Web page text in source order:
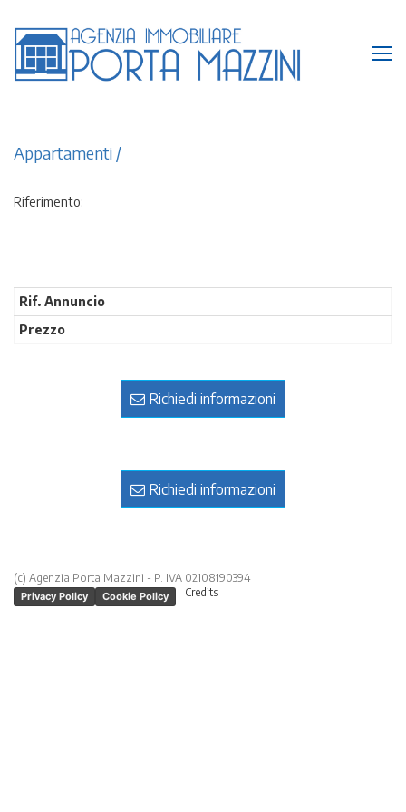
Appartamenti /
Riferimento:
Rif. Annuncio
Prezzo
Richiedi informazioni
Richiedi informazioni
(c) Agenzia Porta Mazzini - P. IVA 02108190394
Privacy Policy Cookie Policy Credits